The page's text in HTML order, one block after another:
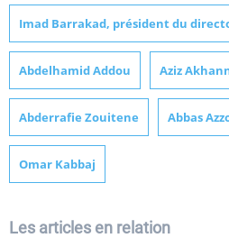
Imad Barrakad, président du
Abdelhamid Addou Aziz
Abderrafie Zouitene Abbas
Omar Kabbaj
Les articles en relation